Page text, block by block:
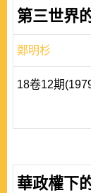
第三世界
鄭明杉
18卷12期
華政權下